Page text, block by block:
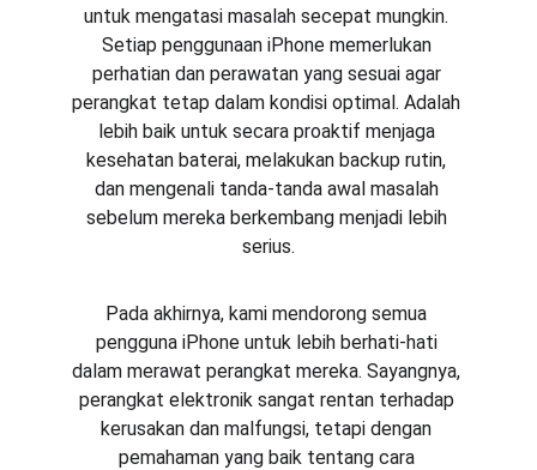
untuk mengatasi masalah secepat mungkin.
Setiap penggunaan iPhone memerlukan
perhatian dan perawatan yang sesuai agar
perangkat tetap dalam kondisi optimal. Adalah
lebih baik untuk secara proaktif menjaga
kesehatan baterai, melakukan backup rutin,
dan mengenali tanda-tanda awal masalah
sebelum mereka berkembang menjadi lebih
serius.
Pada akhirnya, kami mendorong semua
pengguna iPhone untuk lebih berhati-hati
dalam merawat perangkat mereka. Sayangnya,
perangkat elektronik sangat rentan terhadap
kerusakan dan malfungsi, tetapi dengan
pemahaman yang baik tentang cara